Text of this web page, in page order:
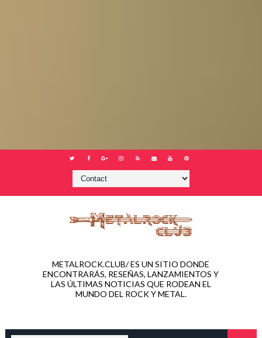
METALROCK.CLUB/ ES UN SITIO DONDE
ENCONTRARÁS, RESEÑAS, LANZAMIENTOS Y
LAS ÚLTIMAS NOTICIAS QUE RODEAN EL
MUNDO DEL ROCK Y METAL.